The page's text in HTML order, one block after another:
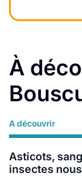
À
A découvrir
Asticots,
insectes
Lire plus